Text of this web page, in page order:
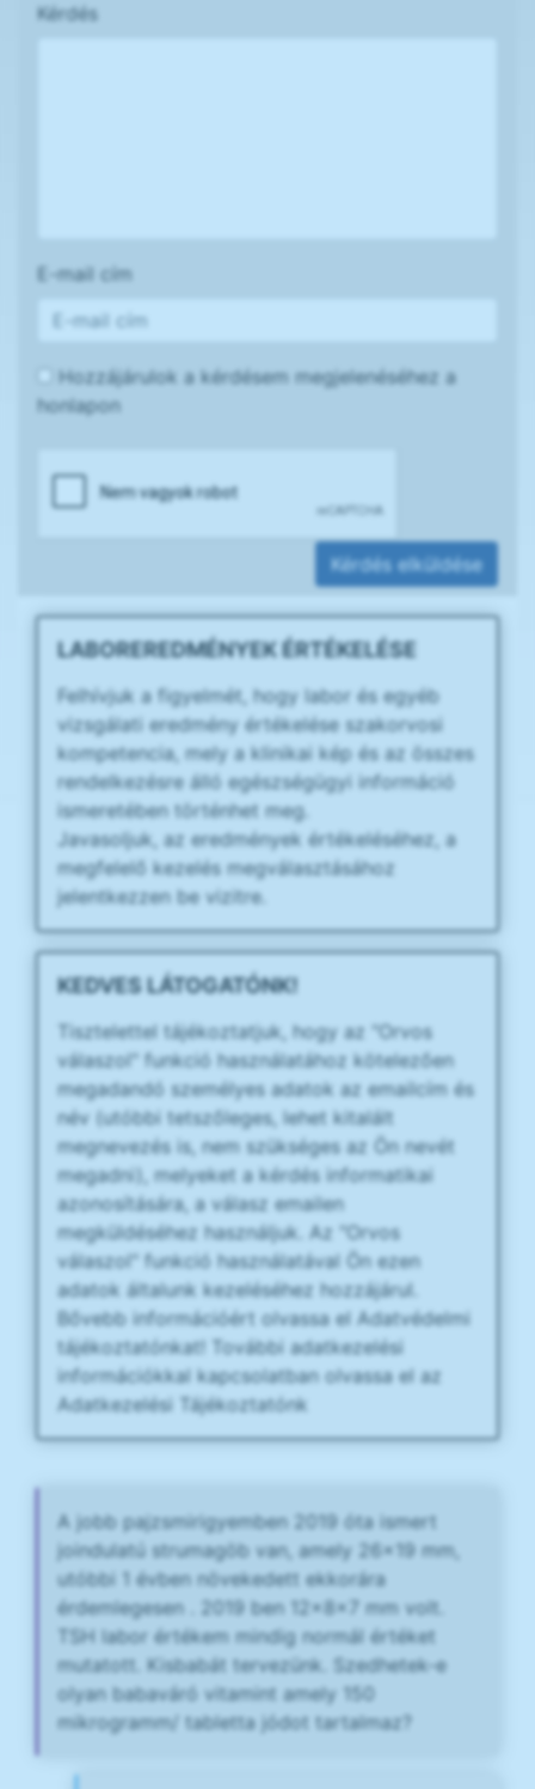
Kérdés
E-mail cím
Hozzájárulok a kérdésem megjelenéséhez a
honlapon
Kérdés elküldése
LABOREREDMÉNYEK ÉRTÉKELÉSE
Felhívjuk a figyelmét, hogy labor és egyéb
vizsgálati eredmény értékelése szakorvosi
kompetencia, mely a klinikai kép és az összes
rendelkezésre álló egészségügyi információ
ismeretében történhet meg.
Javasoljuk, az eredmények értékeléséhez, a
megfelelő kezelés megválasztásához
jelentkezzen be vizitre.
KEDVES LÁTOGATÓNK!
Tisztelettel tájékoztatjuk, hogy az "Orvos
válaszol" funkció használatához kötelezően
megadandó személyes adatok az emailcím és
név (utóbbi tetszőleges, lehet kitalált
megnevezés is, nem szükséges az Ön nevét
megadni), melyeket a kérdés informatikai
azonosítására, a válasz emailen
megküldéséhez használjuk. Az "Orvos
válaszol" funkció használatával Ön ezen
adatok általunk kezeléséhez hozzájárul.
Bővebb információért olvassa el Adatvédelmi
tájékoztatónkat! További adatkezelési
információkkal kapcsolatban olvassa el az
Adatkezelési Tájékoztatónk
A jobb pajzsmirigyemben 2019 óta ismert
joindulatú strumagöb van, amely 26×19 mm,
utóbbi 1 évben növekedett ekkorára
érdemlegesen . 2019 ben 12×8×7 mm volt.
TSH labor értékem mindig normál értéket
mutatott. Kisbabát tervezünk. Szedhetek-e
olyan babaváró vitamint amely 150
mikrogramm/ tabletta jódot tartalmaz?